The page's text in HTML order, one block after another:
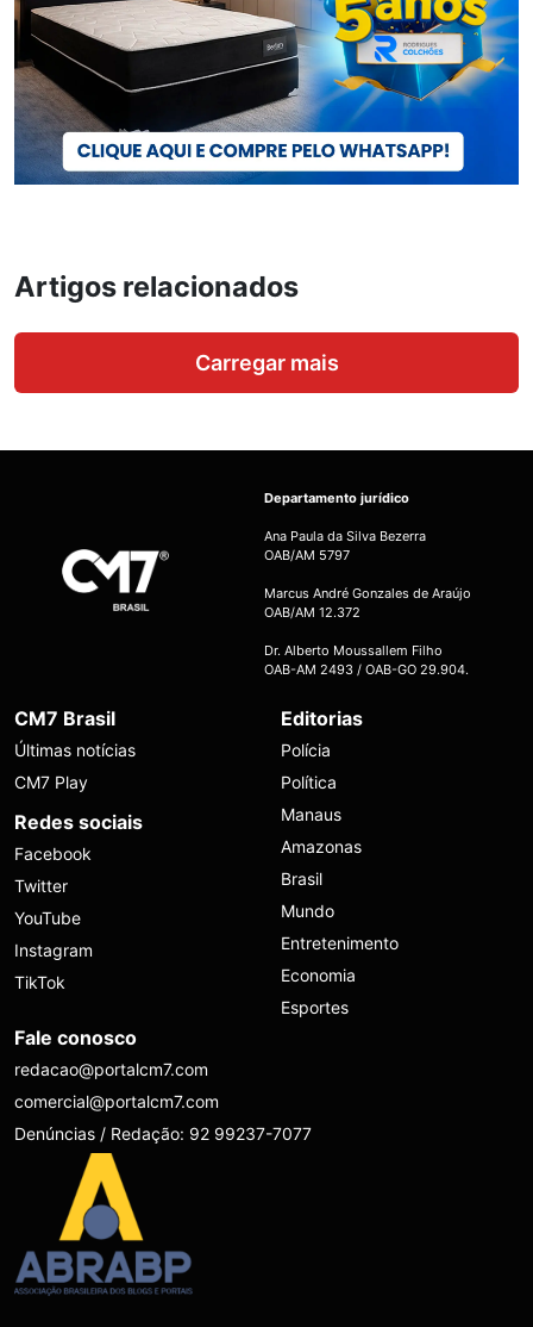
Artigos relacionados
Carregar mais
Departamento jurídico
Ana Paula da Silva Bezerra
OAB/AM 5797
Marcus André Gonzales de Araújo
OAB/AM 12.372
Dr. Alberto Moussallem Filho
OAB-AM 2493 / OAB-GO 29.904.
CM7 Brasil
Últimas notícias
CM7 Play
Redes sociais
Facebook
Twitter
YouTube
Instagram
TikTok
Editorias
Polícia
Política
Manaus
Amazonas
Brasil
Mundo
Entretenimento
Economia
Esportes
Fale conosco
redacao@portalcm7.com
comercial@portalcm7.com
Denúncias / Redação: 92 99237-7077